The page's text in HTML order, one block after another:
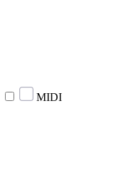
MIDI